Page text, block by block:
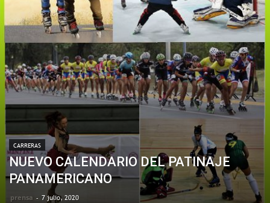
CARRERAS
NUEVO CALENDARIO DEL PATINAJE
PANAMERICANO
prensa - 7 julio, 2020